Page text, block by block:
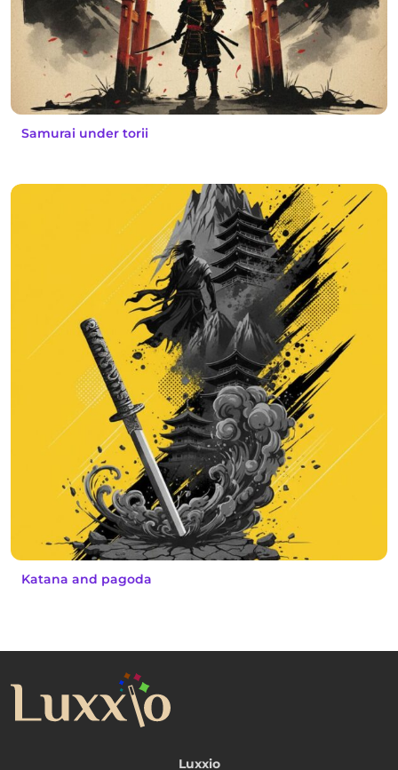
Samurai under torii
Katana and pagoda
Luxxio